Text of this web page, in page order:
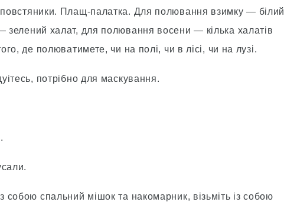
Плащ-палатка. Для полювання взимку — бiлий
зелений халат, для полювання восени — кiлька халатiв
де полюватимете, чи на полi, чи в лiсi, чи на лузi.
потрiбно для маскування.
собою спальний мiшок та накомарник, вiзьмiть iз собою